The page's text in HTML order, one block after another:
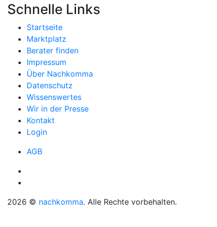
Schnelle Links
Startseite
Marktplatz
Berater finden
Impressum
Über Nachkomma
Datenschutz
Wissenswertes
Wir in der Presse
Kontakt
Login
AGB
2026 © nachkomma. Alle Rechte vorbehalten.